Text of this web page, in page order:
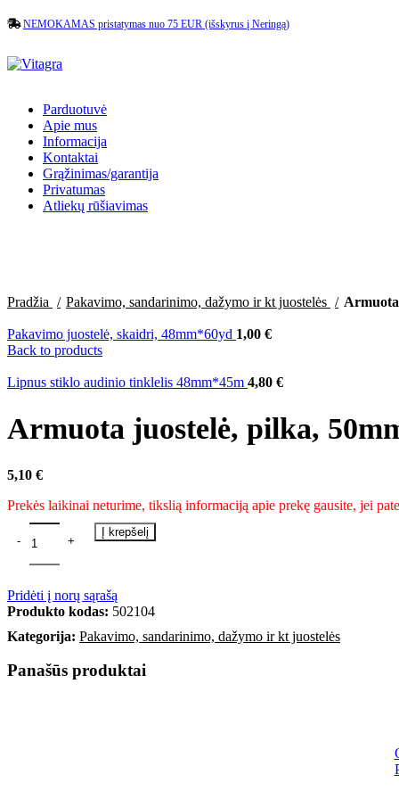
NEMOKAMAS pristatymas nuo 75 EUR (išskyrus į Neringą)
Parduotuvė
Apie mus
Informacija
Kontaktai
Grąžinimas/garantija
Privatumas
Atliekų rūšiavimas
Pradžia Pakavimo, sandarinimo, dažymo ir kt juostelės
Pakavimo juostelė, skaidri, 48mm*60yd 1,00 €
Back to products
Lipnus stiklo audinio tinklelis 48mm*45m 4,80 €
Armuota juostelė, pilka,
5,10 €
Prekės laikinai neturime, tikslią informaciją apie prekę gausite, jei
Į krepšelį
Pridėti į norų sąrašą
Produkto kodas: 502104
Kategorija: Pakavimo, sandarinimo, dažymo ir kt juostelės
Panašūs produktai